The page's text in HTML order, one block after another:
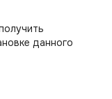
данного